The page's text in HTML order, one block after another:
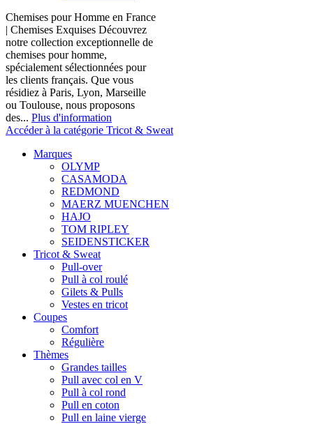
Chemises pour Homme en France
| Chemises Exquises Découvrez
notre collection exceptionnelle de
chemises pour homme,
spécialement sélectionnées pour
les clients français. Que vous
résidiez à Paris, Lyon, Marseille
ou Toulouse, nous proposons
des... Plus d'information
Accéder à la catégorie Tricot & Sweat
Marques
OLYMP
CASAMODA
REDMOND
MAERZ MUENCHEN
HAJO
TOM RIPLEY
SEIDENSTICKER
Tricot & Sweat
Pull-over
Pull à col roulé
Gilets & Pulls
Vestes en tricot
Coupes
Comfort
Régulière
Thèmes
Grandes tailles
Pull avec col en V
Pull à col rond
Pull en coton
Pull en laine vierge